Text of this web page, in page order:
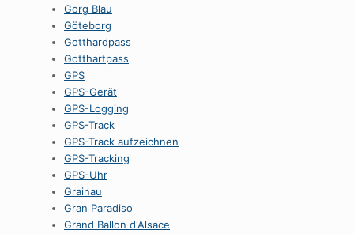
Gorg Blau
Göteborg
Gotthardpass
Gotthartpass
GPS
GPS-Gerät
GPS-Logging
GPS-Track
GPS-Track aufzeichnen
GPS-Tracking
GPS-Uhr
Grainau
Gran Paradiso
Grand Ballon d'Alsace